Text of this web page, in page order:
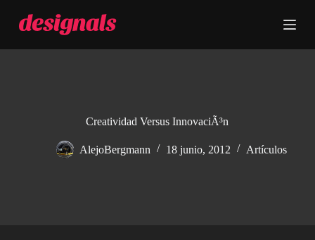
t
Creatividad Versus InnovaciÃ³n
AlejoBergmann 18 junio, 2012 Artículos